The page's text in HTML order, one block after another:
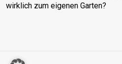
wirklich zum eigenen Garten?